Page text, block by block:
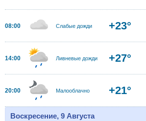
08:00 Слабые дожди +23°
14:00 Ливневые дожди +27°
20:00 Малооблачно +21°
Воскресение, 9 Августа